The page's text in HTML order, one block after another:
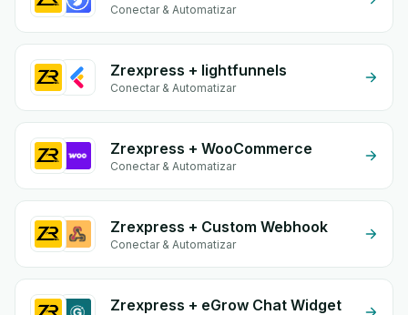
Conectar & Automatizar
Zrexpress + lightfunnels
Conectar & Automatizar
Zrexpress + WooCommerce
Conectar & Automatizar
Zrexpress + Custom Webhook
Conectar & Automatizar
Zrexpress + eGrow Chat Widget